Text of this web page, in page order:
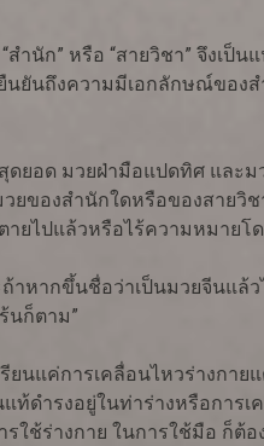
สำนัก” หรือ “สายวิชา” จึงเป็
นยันถึงความมีเอกลักษณ์ของ
ดยอด มวยฝ่ามือแปดทิศ และ
ยของสำนักใดหรือของสายวิช
ยไปแล้วหรือไร้ความหมายโด
หากขึ้นชื่อว่าเป็นมวยจีนแล้ว
นก็ตาม”
นแค่การเคลื่อนไหวร่างกาย
ท้ดำรงอยู่ในท่าร่างหรือการเ
รใช้ร่างกาย ในการใช้มือ ก็ต้